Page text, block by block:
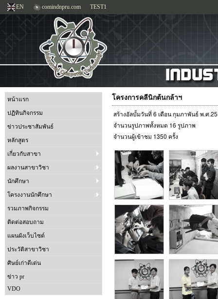
EN comindnpru.com TEST1
หน้าแรก
ปฏิทินกิจกรรม
ข่าวประชาสัมพันธ์
หลักสูตร
เกี่ยวกับสาขา
ผลงานสาขาวิชา
นักศึกษา
โครงงานนักศึกษา
รวมภาพกิจกรรม
ติดต่อสอบถาม
แผนผังเว็บไซต์
ประวัติสาขาวิชา
ศิษย์เก่าดีเด่น
ข่าว pr
VDO
โครงการคลีนิกต้นกล้าฯ
สร้างอัลบั้มวันที่ 6 เดือน กุมภาพันธ์ พ.ศ
จำนวนรูปภาพทั้งหมด 16 รูปภาพ
จำนวนผู้เข้าชม 1350 ครั้ง